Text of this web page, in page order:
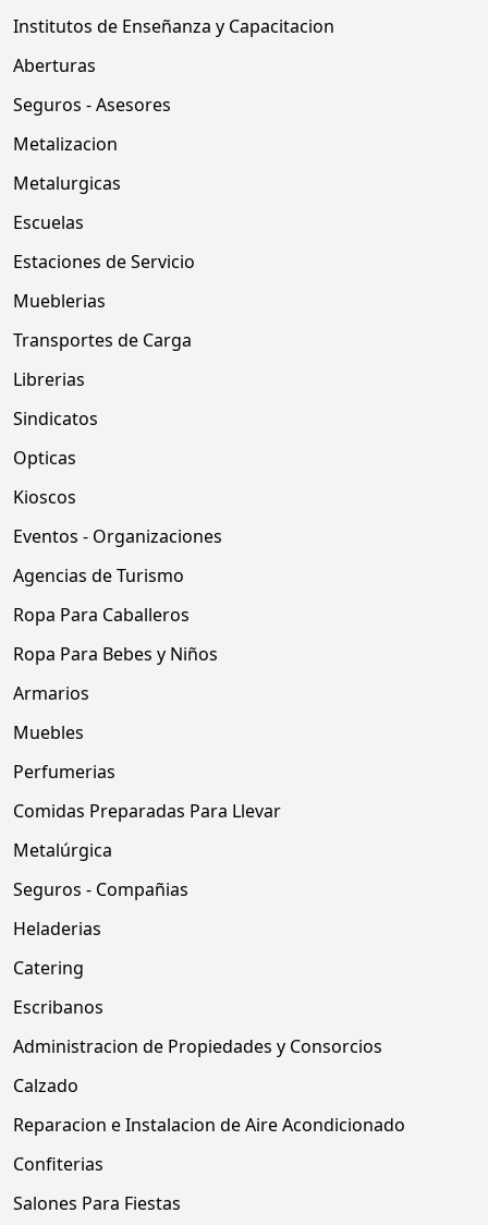
Institutos de Enseñanza y Capacitacion
Aberturas
Seguros - Asesores
Metalizacion
Metalurgicas
Escuelas
Estaciones de Servicio
Mueblerias
Transportes de Carga
Librerias
Sindicatos
Opticas
Kioscos
Eventos - Organizaciones
Agencias de Turismo
Ropa Para Caballeros
Ropa Para Bebes y Niños
Armarios
Muebles
Perfumerias
Comidas Preparadas Para Llevar
Metalúrgica
Seguros - Compañias
Heladerias
Catering
Escribanos
Administracion de Propiedades y Consorcios
Calzado
Reparacion e Instalacion de Aire Acondicionado
Confiterias
Salones Para Fiestas